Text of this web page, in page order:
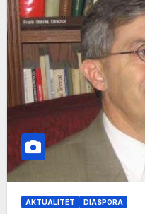
AKTUALITET DIASPORA